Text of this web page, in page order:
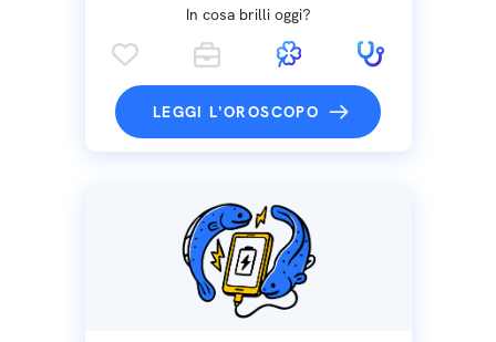
In cosa brilli oggi?
LEGGI L'OROSCOPO